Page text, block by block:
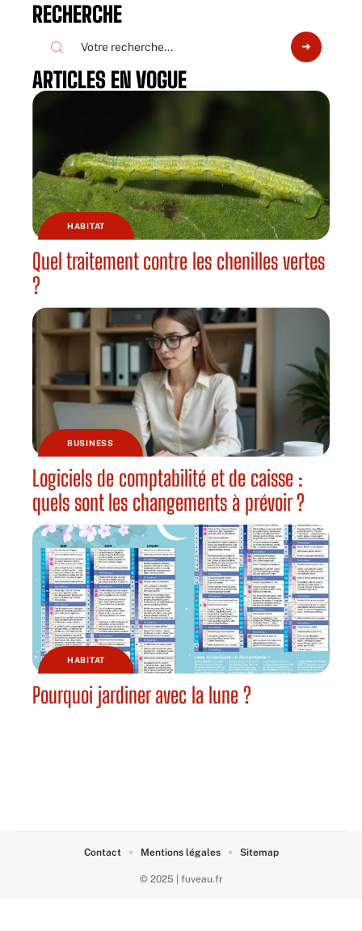
RECHERCHE
ARTICLES EN VOGUE
HABITAT
Quel traitement contre les chenilles vertes
?
BUSINESS
Logiciels de comptabilité et de caisse :
quels sont les changements à prévoir ?
HABITAT
Pourquoi jardiner avec la lune ?
© 2025 | fuveau.fr
Contact Mentions légales Sitemap